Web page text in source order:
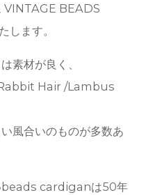
VINTAGE BEADS
します。
材が良く、
Hair /Lambus
風合いのものが多数あ
beads cardiganは50年